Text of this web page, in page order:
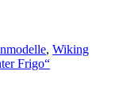
, Wiking
Frigo“